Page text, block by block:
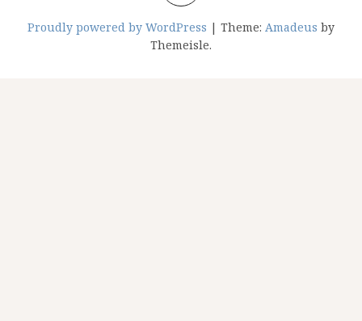
Proudly powered by WordPress | Theme: Amadeus by
Themeisle.